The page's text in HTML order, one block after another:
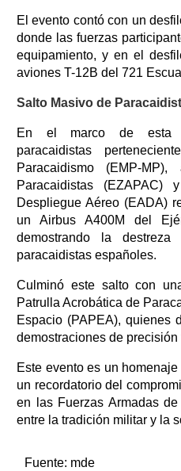
El evento contó con un
donde las fuerzas
equipamiento, y en el
aviones T-12B del 721
Salto Masivo de
En el marco de esta
paracaidistas
Paracaidismo (EMP-
Paracaidistas
Despliegue Aéreo (EADA)
un Airbus A400M del
demostrando la
paracaidistas españoles.
Culminó este salto con
Patrulla Acrobática de
Espacio (PAPEA), quienes
demostraciones de
Este evento es un
un recordatorio del
en las Fuerzas Armadas
entre la tradición militar y la
Fuente: mde